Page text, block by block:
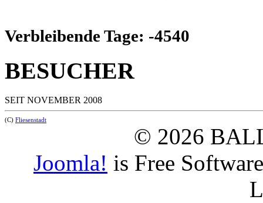
Verbleibende Tage: -4540
BESUCHER
SEIT NOVEMBER 2008
(C) Fliesenstadt
© 2026
Joomla! is Free